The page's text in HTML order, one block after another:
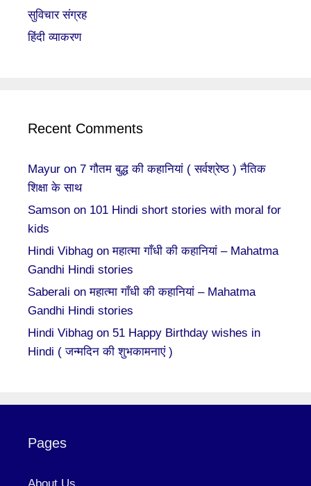
सुविचार संग्रह
हिंदी व्याकरण
Recent Comments
Mayur on 7 गौतम बुद्ध की कहानियां ( सर्वश्रेष्ठ ) नैतिक
शिक्षा के साथ
Samson on 101 Hindi short stories with moral for
kids
Hindi Vibhag onमहात्मा गाँधी की कहानियां – Mahatma
Gandhi Hindi stories
Saberali onमहात्मा गाँधी की कहानियां – Mahatma
Gandhi Hindi stories
Hindi Vibhag on 51 Happy Birthday wishes in
Hindi ( जन्मदिन की शुभकामनाएं )
Pages